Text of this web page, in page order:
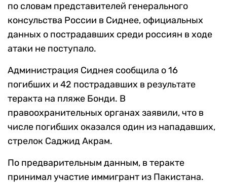
по словам представителей генерального
консульства России в Сиднее, официальных
данных о пострадавших среди россиян в ходе
атаки не поступало.
Администрация Сиднея сообщила о 16
погибших и 42 пострадавших в результате
теракта на пляже Бонди. В
правоохранительных органах заявили, что в
числе погибших оказался один из нападавших,
стрелок Саджид Акрам.
По предварительным данным, в теракте
принимал участие иммигрант из Пакистана.